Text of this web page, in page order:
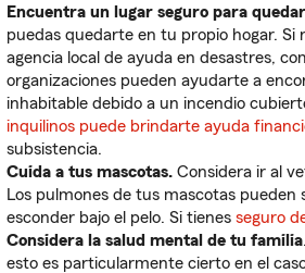
Encuentra un lugar seguro para
puedas quedarte en tu propio hogar. Si
agencia local de ayuda en desastres,
organizaciones pueden ayudarte a
inhabitable debido a un incendio
inquilinos puede brindarte ayuda
subsistencia.
Cuida a tus mascotas. Considera ir al
Los pulmones de tus mascotas
esconder bajo el pelo. Si tienes seguro
Considera la salud mental de tu familia
esto es particularmente cierto en el